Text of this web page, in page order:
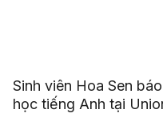
Sinh viên Hoa Sen
học tiếng Anh tại